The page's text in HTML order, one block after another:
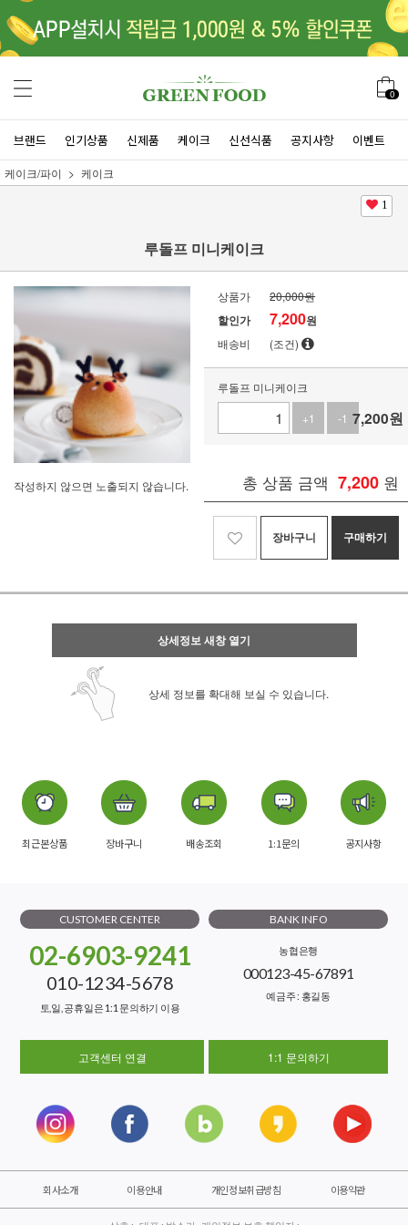
0
브랜드 인기상품 신제품 케이크 신선식품 공지사항 이벤트
케이크/파이 케이크
1
루돌프 미니케이크
작성하지 않으면 노출되지 않습니다.
상품가 20,000원
할인가 7,200원
배송비 (조건)
루돌프 미니케이크
+1
-1 7,200원
총 상품 금액 7,200 원
장바구니 구매하기
상세정보 새창 열기
상세 정보를 확대해 보실 수 있습니다.
최근본상품 장바구니 배송조회 1:1문의 공지사항
CUSTOMER CENTER
02-6903-9241
010-1234-5678
토,일, 공휴일은 1:1 문의하기 이용
BANK INFO
농협은행
000123-45-67891
예금주 : 홍길동
고객센터 연결 1:1 문의하기
회사소개 이용안내 개인정보취급방침 이용약관